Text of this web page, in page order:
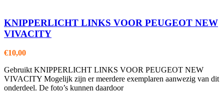
KNIPPERLICHT LINKS VOOR PEUGEOT NEW
VIVACITY
€10,00
Gebruikt KNIPPERLICHT LINKS VOOR PEUGEOT NEW
VIVACITY Mogelijk zijn er meerdere exemplaren aanwezig van dit
onderdeel. De foto’s kunnen daardoor